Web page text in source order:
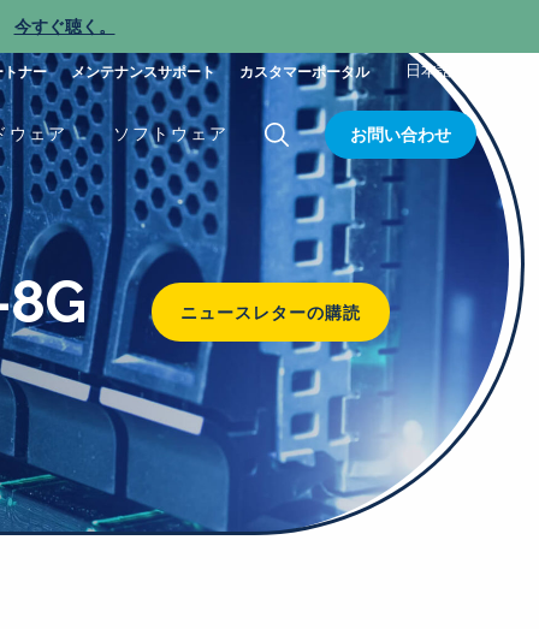
今すぐ聴く。
トナー メンテナンスサポート カスタマーポータル 日本語
ウェア ソフトウェア お問い合わせ
ニュースレターの購読